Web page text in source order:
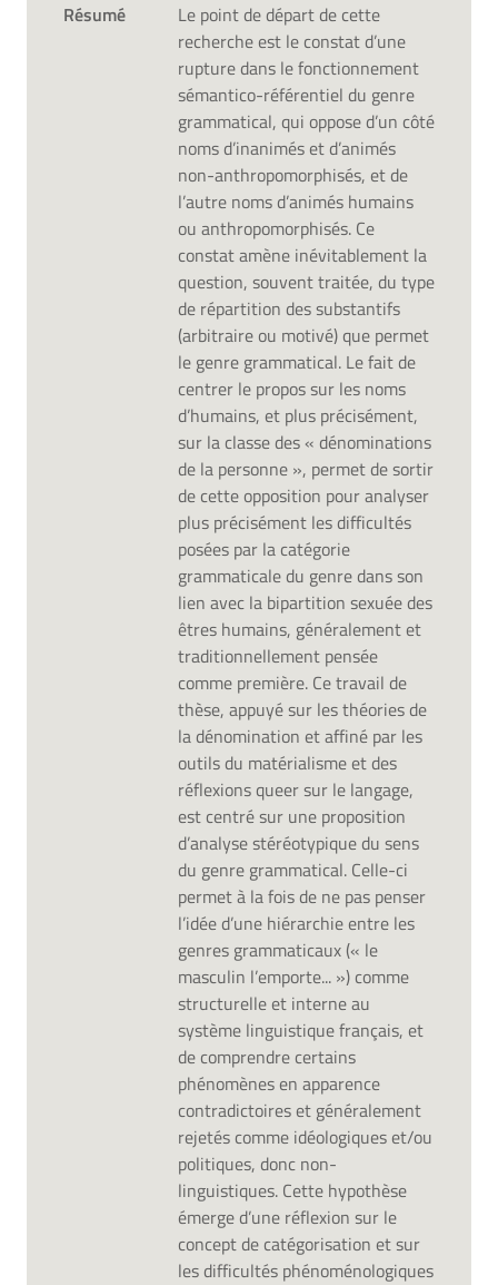
Résumé
Le point de départ de cette
recherche est le constat d’une
rupture dans le fonctionnement
sémantico-référentiel du genre
grammatical, qui oppose d’un côté
noms d’inanimés et d’animés
non-anthropomorphisés, et de
l’autre noms d’animés humains
ou anthropomorphisés. Ce
constat amène inévitablement la
question, souvent traitée, du type
de répartition des substantifs
(arbitraire ou motivé) que permet
le genre grammatical. Le fait de
centrer le propos sur les noms
d’humains, et plus précisément,
sur la classe des « dénominations
de la personne », permet de sortir
de cette opposition pour analyser
plus précisément les difficultés
posées par la catégorie
grammaticale du genre dans son
lien avec la bipartition sexuée des
êtres humains, généralement et
traditionnellement pensée
comme première. Ce travail de
thèse, appuyé sur les théories de
la dénomination et affiné par les
outils du matérialisme et des
réflexions queer sur le langage,
est centré sur une proposition
d’analyse stéréotypique du sens
du genre grammatical. Celle-ci
permet à la fois de ne pas penser
l’idée d’une hiérarchie entre les
genres grammaticaux (« le
masculin l’emporte... ») comme
structurelle et interne au
système linguistique français, et
de comprendre certains
phénomènes en apparence
contradictoires et généralement
rejetés comme idéologiques et/ou
politiques, donc non-
linguistiques. Cette hypothèse
émerge d’une réflexion sur le
concept de catégorisation et sur
les difficultés phénoménologiques